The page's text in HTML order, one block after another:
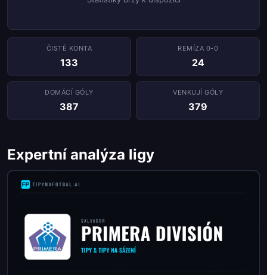
ČISTÉ KONTA
133
REMÍZA 0-0
24
DOMÁCÍ GÓLY
387
VENKUJÍ GÓLY
379
Expertní analýza ligy